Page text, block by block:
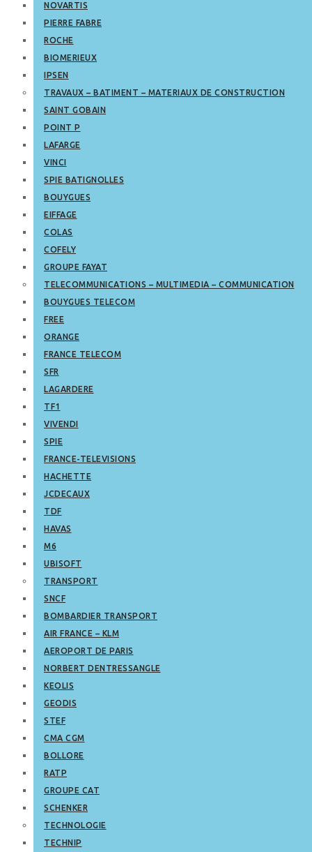
NOVARTIS
PIERRE FABRE
ROCHE
BIOMERIEUX
IPSEN
TRAVAUX – BATIMENT – MATERIAUX DE CONSTRUCTION
SAINT GOBAIN
POINT P
LAFARGE
VINCI
SPIE BATIGNOLLES
BOUYGUES
EIFFAGE
COLAS
COFELY
GROUPE FAYAT
TELECOMMUNICATIONS – MULTIMEDIA – COMMUNICATION
BOUYGUES TELECOM
FREE
ORANGE
FRANCE TELECOM
SFR
LAGARDERE
TF1
VIVENDI
SPIE
FRANCE-TELEVISIONS
HACHETTE
JCDECAUX
TDF
HAVAS
M6
UBISOFT
TRANSPORT
SNCF
BOMBARDIER TRANSPORT
AIR FRANCE – KLM
AEROPORT DE PARIS
NORBERT DENTRESSANGLE
KEOLIS
GEODIS
STEF
CMA CGM
BOLLORE
RATP
GROUPE CAT
SCHENKER
TECHNOLOGIE
TECHNIP